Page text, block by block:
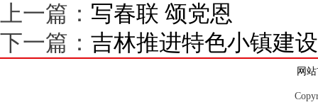
上一篇： 写春联 颂党恩
下一篇： 吉林推进特色小镇建
网